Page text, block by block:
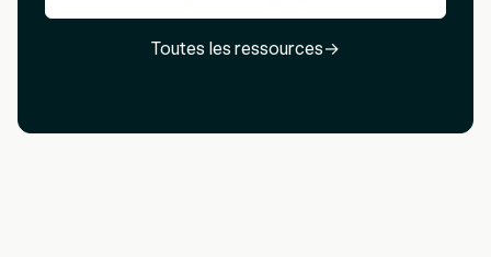
Toutes les ressources→